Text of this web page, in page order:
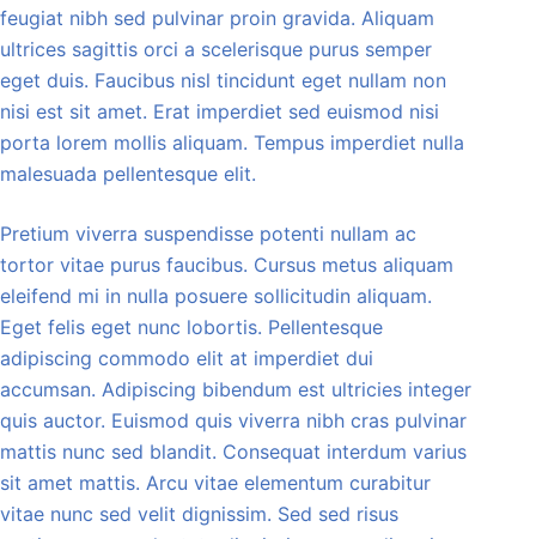
feugiat nibh sed pulvinar proin gravida. Aliquam
ultrices sagittis orci a scelerisque purus semper
eget duis. Faucibus nisl tincidunt eget nullam non
nisi est sit amet. Erat imperdiet sed euismod nisi
porta lorem mollis aliquam. Tempus imperdiet nulla
malesuada pellentesque elit.
Pretium viverra suspendisse potenti nullam ac
tortor vitae purus faucibus. Cursus metus aliquam
eleifend mi in nulla posuere sollicitudin aliquam.
Eget felis eget nunc lobortis. Pellentesque
adipiscing commodo elit at imperdiet dui
accumsan. Adipiscing bibendum est ultricies integer
quis auctor. Euismod quis viverra nibh cras pulvinar
mattis nunc sed blandit. Consequat interdum varius
sit amet mattis. Arcu vitae elementum curabitur
vitae nunc sed velit dignissim. Sed sed risus